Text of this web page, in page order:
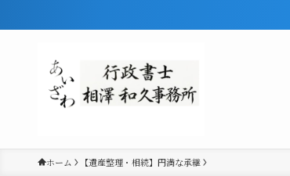
ホーム 【遺産整理・相続】円満な承継